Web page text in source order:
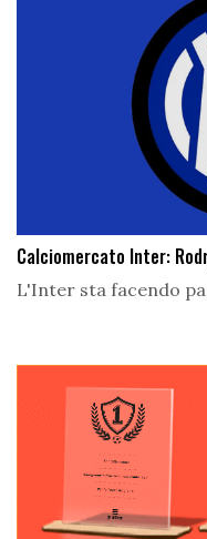
Calciomercato Inter:
L'Inter sta facendo